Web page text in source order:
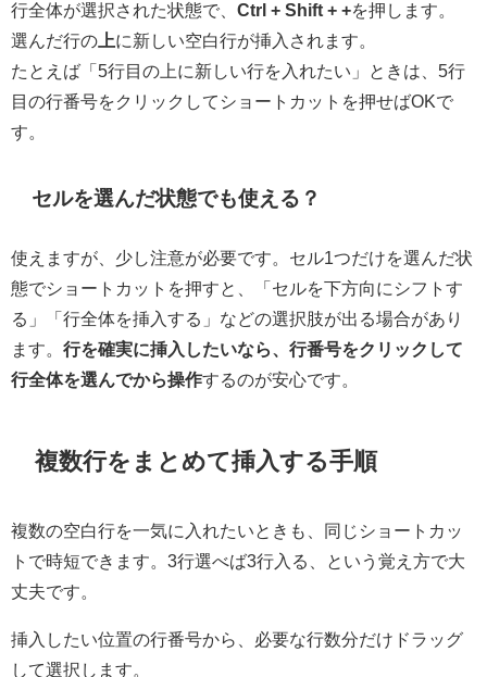
行全体が選択された状態で、 Ctrl + Shift + +を押します。
選んだ行の 上に新しい空白行が挿入されます。
たとえば「5行目の上に新しい行を入れたい」ときは、5行
目の行番号をクリックしてショートカットを押せばOKで
す。
セルを選んだ状態でも使える？
使えますが、少し注意が必要です。セル1つだけを選んだ状
態でショートカットを押すと、「セルを下方向にシフトす
る」「行全体を挿入する」などの選択肢が出る場合があり
ます。 行を確実に挿入したいなら、行番号をクリックして
行全体を選んでから操作するのが安心です。
複数行をまとめて挿入する手順
複数の空白行を一気に入れたいときも、同じショートカッ
トで時短できます。3行選べば3行入る、という覚え方で大
丈夫です。
挿入したい位置の行番号から、必要な行数分だけドラッグ
して選択します。